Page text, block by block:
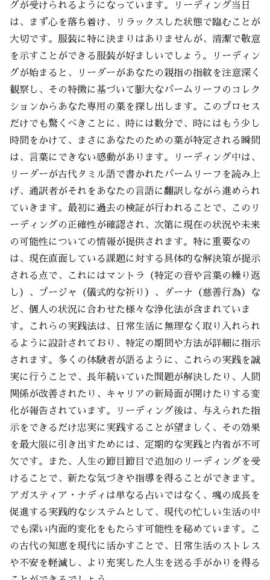
グが受けられるようになっています。リーディング当日
は、まず心を落ち着け、リラックスした状態で臨むことが
大切です。服装に特に決まりはありませんが、清潔で敬意
を示すことができる服装が好ましいでしょう。リーディン
グが始まると、リーダーがあなたの親指の指紋を注意深く
観察し、その特徴に基づいて膨大なパームリーフのコレク
ションからあなた専用の葉を探し出します。このプロセス
だけでも驚くべきことに、時には数分で、時にはもう少し
時間をかけて、まさにあなたのための葉が特定される瞬間
は、言葉にできない感動があります。リーディング中は、
リーダーが古代タミル語で書かれたパームリーフを読み上
げ、通訳者がそれをあなたの言語に翻訳しながら進められ
ていきます。最初に過去の検証が行われることで、このリ
ーディングの正確性が確認され、次第に現在の状況や未来
の可能性についての情報が提供されます。特に重要なの
は、現在直面している課題に対する具体的な解決策が提示
される点で、これにはマントラ（特定の音や言葉の繰り返
し）、プージャ（儀式的な祈り）、ダーナ（慈善行為）な
ど、個人の状況に合わせた様々な浄化法が含まれていま
す。これらの実践法は、日常生活に無理なく取り入れられ
るように設計されており、特定の期間や方法が詳細に指示
されます。多くの体験者が語るように、これらの実践を誠
実に行うことで、長年続いていた問題が解決したり、人間
関係が改善されたり、キャリアの新局面が開けたりする変
化が報告されています。リーディング後は、与えられた指
示をできるだけ忠実に実践することが望ましく、その効果
を最大限に引き出すためには、定期的な実践と内省が不可
欠です。また、人生の節目節目で追加のリーディングを受
けることで、新たな気づきや指導を得ることができます。
アガスティア・ナディは単なる占いではなく、魂の成長を
促進する実践的なシステムとして、現代の忙しい生活の中
でも深い内面的変化をもたらす可能性を秘めています。こ
の古代の知恵を現代に活かすことで、日常生活のストレス
や不安を軽減し、より充実した人生を送る手がかりを得る